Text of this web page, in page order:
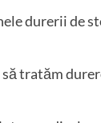
durerii de
tratăm